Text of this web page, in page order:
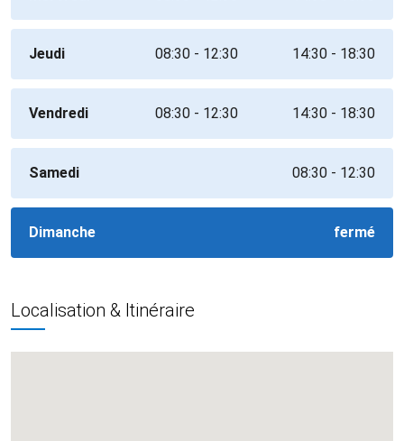
Jeudi 08:30 - 12:30 14:30 - 18:30
Vendredi 08:30 - 12:30 14:30 - 18:30
Samedi 08:30 - 12:30
Dimanche fermé
Localisation & Itinéraire